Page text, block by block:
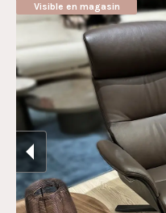
Visible en magasin